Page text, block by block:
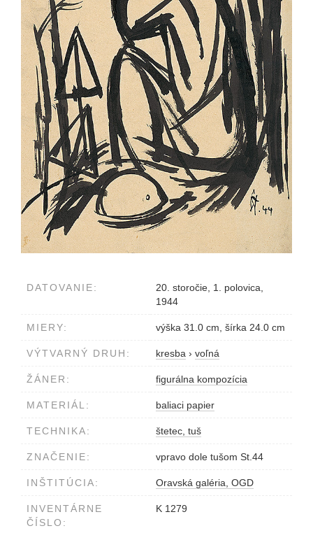
DATOVANIE:
20. storočie, 1. polovica,
1944
MIERY: výška 31.0 cm, šírka 24.0 cm
VÝTVARNÝ DRUH: kresba › voľná
ŽÁNER: figurálna kompozícia
MATERIÁL: baliaci papier
TECHNIKA: štetec, tuš
ZNAČENIE: vpravo dole tušom St.44
INŠTITÚCIA: Oravská galéria, OGD
INVENTÁRNE
ČÍSLO:
K 1279